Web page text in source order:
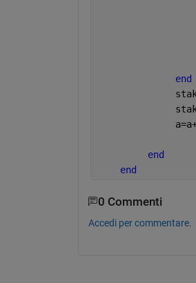
end
end
end
0 Commenti
Accedi per commentare.